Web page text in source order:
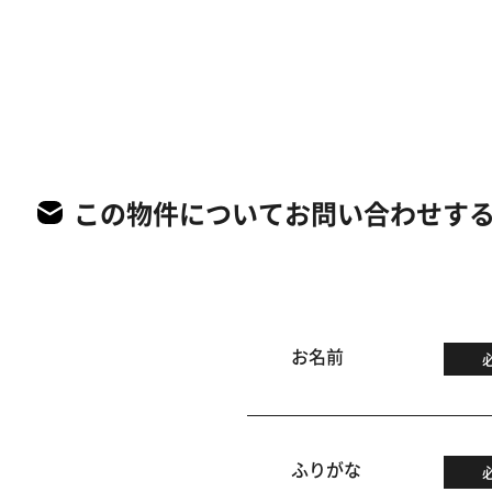
この物件についてお問い合わせする
お名前
ふりがな